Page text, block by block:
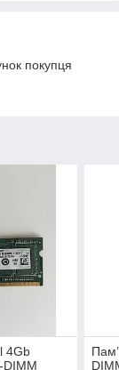
покупця
4Gb
DIMM